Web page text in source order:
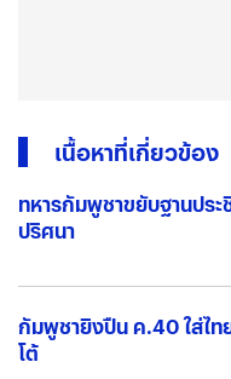
เนื้อหาที่เกี่ยวข้อง
ทหารกัมพูชาขยับฐานปร
ปริศนา
กัมพูชายิงปืน ค.40 ใส่ไท
โต้